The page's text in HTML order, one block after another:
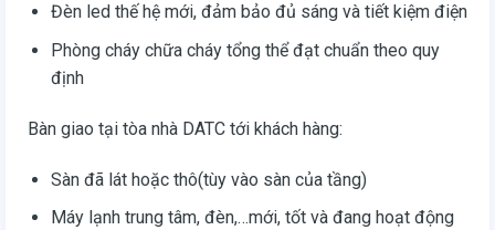
Đèn led thế hệ mới, đảm bảo đủ sáng và tiết kiệm điện
Phòng cháy chữa cháy tổng thể đạt chuẩn theo quy
định
Bàn giao tại tòa nhà DATC tới khách hàng:
Sàn đã lát hoặc thô(tùy vào sàn của tầng)
Máy lạnh trung tâm, đèn,…mới, tốt và đang hoạt động